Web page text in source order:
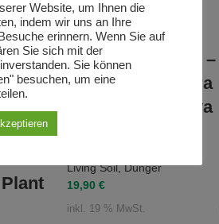
Freeflow Extrakt –
Yucca schidegera
Extrakt – Bionova
Living Soil, Dünger
19,90 €
inkl. 19 % MwSt.
Website, um Ihnen die
indem wir uns an Ihre
erinnern. Wenn Sie auf
Sie sich mit der
Sie können
besuchen, um eine